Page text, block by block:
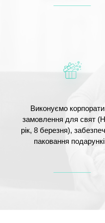
Виконуємо
замовлення для свят
рік, 8 березня),
паковання